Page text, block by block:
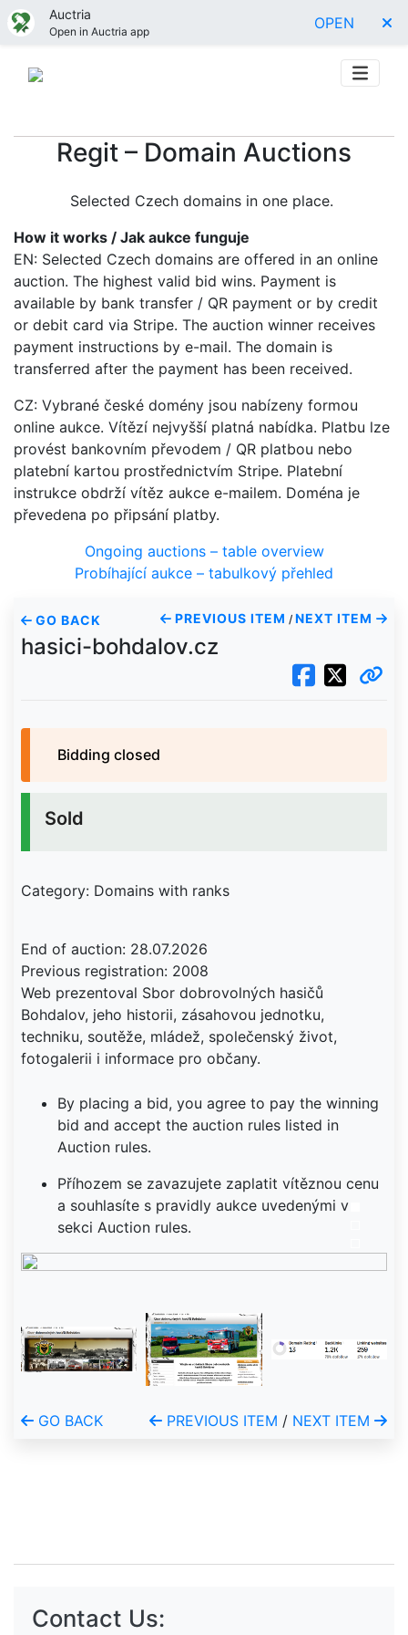
Auctria
Open in Auctria app OPEN
Regit – Domain Auctions
Selected Czech domains in one place.
How it works / Jak aukce funguje
EN: Selected Czech domains are offered in an online
auction. The highest valid bid wins. Payment is
available by bank transfer / QR payment or by credit
or debit card via Stripe. The auction winner receives
payment instructions by e-mail. The domain is
transferred after the payment has been received.
CZ: Vybrané české domény jsou nabízeny formou
online aukce. Vítězí nejvyšší platná nabídka. Platbu lze
provést bankovním převodem / QR platbou nebo
platební kartou prostřednictvím Stripe. Platební
instrukce obdrží vítěz aukce e-mailem. Doména je
převedena po připsání platby.
Ongoing auctions – table overview
Probíhající aukce – tabulkový přehled
GO BACK PREVIOUS ITEM / NEXT ITEM
hasici-bohdalov.cz
Bidding closed
Sold
Category: Domains with ranks
End of auction: 28.07.2026
Previous registration: 2008
Web prezentoval Sbor dobrovolných hasičů
Bohdalov, jeho historii, zásahovou jednotku,
techniku, soutěže, mládež, společenský život,
fotogalerii i informace pro občany.
By placing a bid, you agree to pay the winning
bid and accept the auction rules listed in
Auction rules.
Příhozem se zavazujete zaplatit vítěznou cenu
a souhlasíte s pravidly aukce uvedenými v
sekci Auction rules.
GO BACK PREVIOUS ITEM / NEXT ITEM
Contact Us: